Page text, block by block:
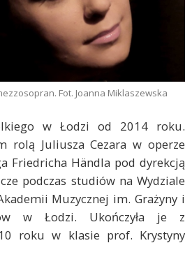
Fot. Joanna Miklaszewska
w Łodzi od 2014 roku.
rolą Juliusza Cezara w operze
Friedricha Händla pod dyrekcją
podczas studiów na Wydziale
Muzycznej im. Grażyny i
w Łodzi. Ukończyła je z
roku w klasie prof. Krystyny